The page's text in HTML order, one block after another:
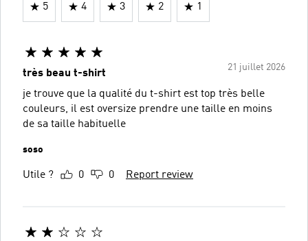
5 4 3 2 1
21 juillet 2026
très beau t-shirt
je trouve que la qualité du t-shirt est top très belle
couleurs, il est oversize prendre une taille en moins
de sa taille habituelle
soso
Utile ? 0 0 Report review